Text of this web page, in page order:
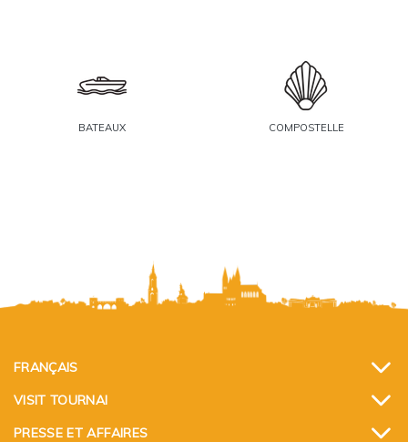
BATEAUX COMPOSTELLE
FRANÇAIS
VISIT TOURNAI
PRESSE ET AFFAIRES